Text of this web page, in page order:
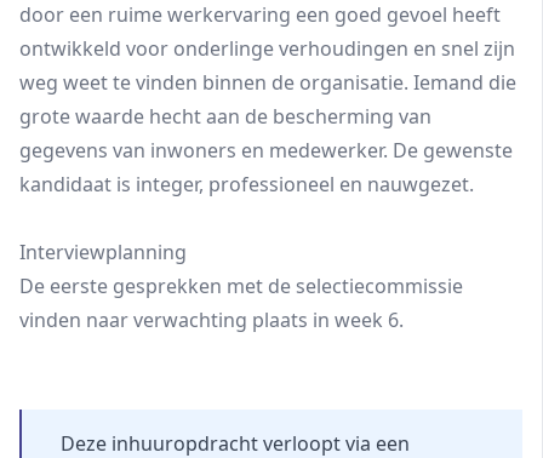
door een ruime werkervaring een goed gevoel heeft
ontwikkeld voor onderlinge verhoudingen en snel zijn
weg weet te vinden binnen de organisatie. Iemand die
grote waarde hecht aan de bescherming van
gegevens van inwoners en medewerker. De gewenste
kandidaat is integer, professioneel en nauwgezet.
Interviewplanning
De eerste gesprekken met de selectiecommissie
vinden naar verwachting plaats in week 6.
Deze inhuuropdracht verloopt via een